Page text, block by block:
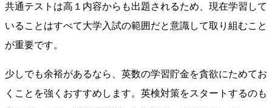
共通テストは高１内容からも出題されるため、現在学習して
いることはすべて大学入試の範囲だと意識して取り組むこと
が重要です。
少しでも余裕があるなら、英数の学習貯金を貪欲にためてお
くことを強くおすすめします。英検対策をスタートするのも